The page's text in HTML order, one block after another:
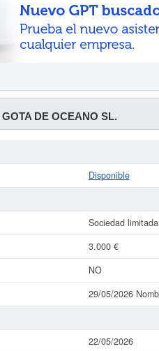
GOTA DE OCEANO SL.
Disponible
Sociedad limitada
3.000 €
NO
29/05/2026
22/05/2026